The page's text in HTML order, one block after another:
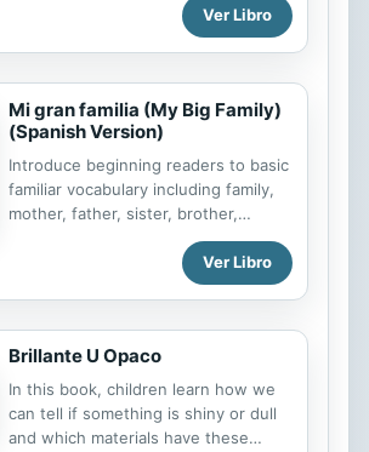
positive ways to respond when
others use unkind words. The
reinforced. Includes tips for parents
and caregivers.
Ver Libro
Mi gran familia (My Big Family)
(Spanish Version)
Introduce beginning readers to basic
familiar vocabulary including family,
mother, father, sister, brother,
grandma, grandpa, and pets through
vibrant images and informational,
Spanish-translated text.
Ver Libro
Brillante U Opaco
In this book, children learn how we
can tell if something is shiny or dull
and which materials have these